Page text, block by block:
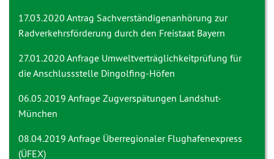
17.03.2020 Antrag Sachverständigenanhörung zur
Radverkehrsförderung durch den Freistaat Bayern
27.01.2020 Anfrage Umweltverträglichkeitprüfung für
die Anschlussstelle Dingolfing-Höfen
06.05.2019 Anfrage Zugverspätungen Landshut-
München
08.04.2019 Anfrage Überregionaler Flughafenexpress
(ÜFEX)